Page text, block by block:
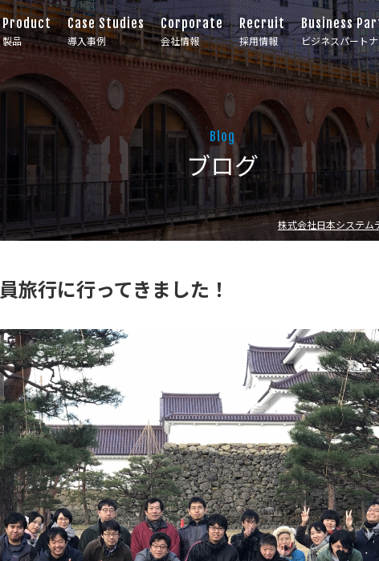
Product
製品
Case Studies
導入事例
Corporate
会社情報
Recruit
採用情報
Business
ビジネスパート
Blog
ブログ
株式会社日本システム
旅行に行ってきました！